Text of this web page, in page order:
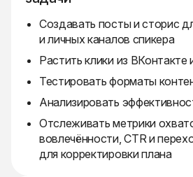
Создавать посты и сторис
и личных каналов спикера
Растить клики из ВКонтакте
Тестировать форматы
Анализировать
Отслеживать метрики
вовлечённости, CTR и
для корректировки плана